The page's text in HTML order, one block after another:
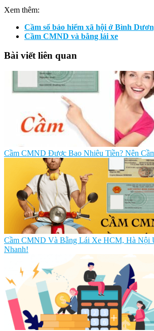
Xem thêm:
Cầm sổ bảo hiểm xã hội ở Bình
Cầm CMND và bằng lái xe
Bài viết liên quan
Cầm CMND Được Bao Nhiêu Tiền? Nên
Cầm CMND Và Bằng Lái Xe HCM, Hà Nội
Nhanh!